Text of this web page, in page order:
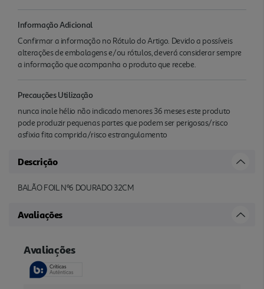
Informação Adicional
Confirmar a informação no Rótulo do Artigo. Devido a possíveis
alterações de embalagens e/ou rótulos, deverá considerar sempre
a informação que acompanha o produto que recebe.
Precauções Utilização
nunca inale hélio não indicado menores 36 meses este produto
pode produzir pequenas partes que podem ser perigosas/risco
asfixia fita comprida/risco estrangulamento
Descrição
BALÃO FOIL Nº6 DOURADO 32CM
Avaliações